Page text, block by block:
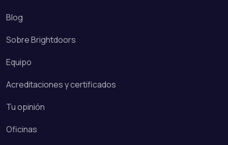
Blog
Sobre Brightdoors
Equipo
Acreditaciones y certificados
Tu opinión
Oficinas